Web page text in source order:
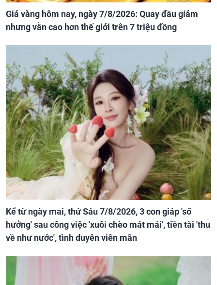
Giá vàng hôm nay, ngày 7/8/2026: Quay đầu giảm
nhưng vẫn cao hơn thế giới trên 7 triệu đồng
Kể từ ngày mai, thứ Sáu 7/8/2026, 3 con giáp 'số
hưởng' sau công việc 'xuôi chèo mát mái', tiền tài 'thu
về như nước', tình duyên viên mãn